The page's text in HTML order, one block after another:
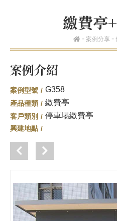
繳費亭
案例分享
案例介紹
案例型號 G358
產品種類 繳費亭
客戶類別 停車場繳費亭
興建地點